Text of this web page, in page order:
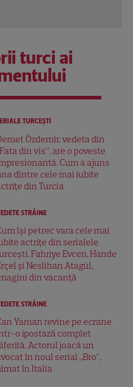
turci ai
TURCEŞTI
Özdemir, vedeta din
din vis”, are o poveste
Cum a ajuns
dintre cele mai iubite
din Turcia
STRĂINE
își petrec vara cele mai
actrițe din serialele
Fahriye Evcen, Hande
și Neslihan Atagül,
din vacanță
STRĂINE
Yaman revine pe ecrane
o ipostază complet
Actorul joacă un
în noul serial „Bro”,
în Italia